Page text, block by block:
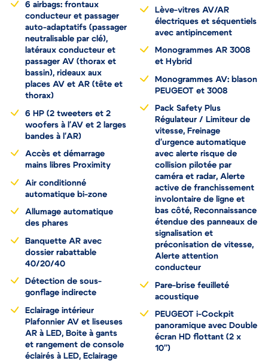
6 airbags: frontaux
conducteur et passager
auto-adaptatifs (passager
neutralisable par clé),
latéraux conducteur et
passager AV (thorax et
bassin), rideaux aux
places AV et AR (tête et
thorax)
6 HP (2 tweeters et 2
woofers à l'AV et 2 larges
bandes à l'AR)
Accès et démarrage
mains libres Proximity
Air conditionné
automatique bi-zone
Allumage automatique
des phares
Banquette AR avec
dossier rabattable
40/20/40
Détection de sous-
gonflage indirecte
Eclairage intérieur
Plafonnier AV et liseuses
AR à LED, Boite à gants
et rangement de console
éclairés à LED, Eclairage
Lève-vitres AV/AR
électriques et séquentiels
avec antipincement
Monogrammes AR 3008
et Hybrid
Monogrammes AV: blason
PEUGEOT et 3008
Pack Safety Plus
Régulateur / Limiteur de
vitesse, Freinage
d'urgence automatique
avec alerte risque de
collision pilotée par
caméra et radar, Alerte
active de franchissement
involontaire de ligne et
bas côté, Reconnaissance
étendue des panneaux de
signalisation et
préconisation de vitesse,
Alerte attention
conducteur
Pare-brise feuilleté
acoustique
PEUGEOT i-Cockpit
panoramique avec Double
écran HD flottant (2 x
10'')